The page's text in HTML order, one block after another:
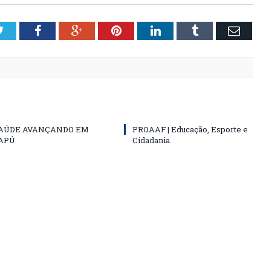
TwitterFacebookGoogle+PinterestLinkedInTumblr Email
AVANÇANDO EM
PROAAF | Educação, Esporte e
Cidadania.